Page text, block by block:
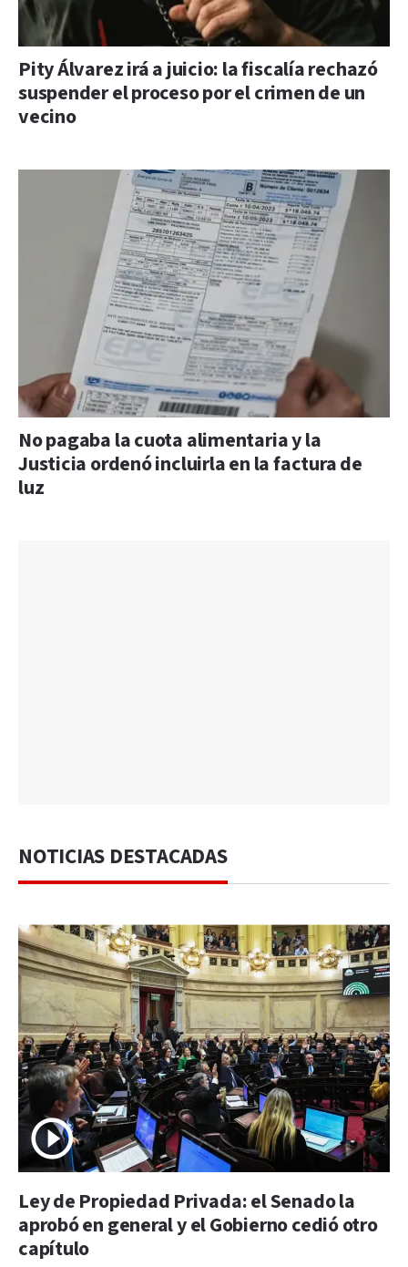
Pity Álvarez irá a juicio: la fiscalía rechazó
suspender el proceso por el crimen de un
vecino
No pagaba la cuota alimentaria y la
Justicia ordenó incluirla en la factura de
luz
NOTICIAS DESTACADAS
Ley de Propiedad Privada: el Senado la
aprobó en general y el Gobierno cedió otro
capítulo